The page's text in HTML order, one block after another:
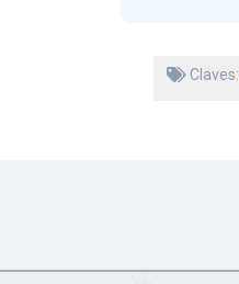
Claves: